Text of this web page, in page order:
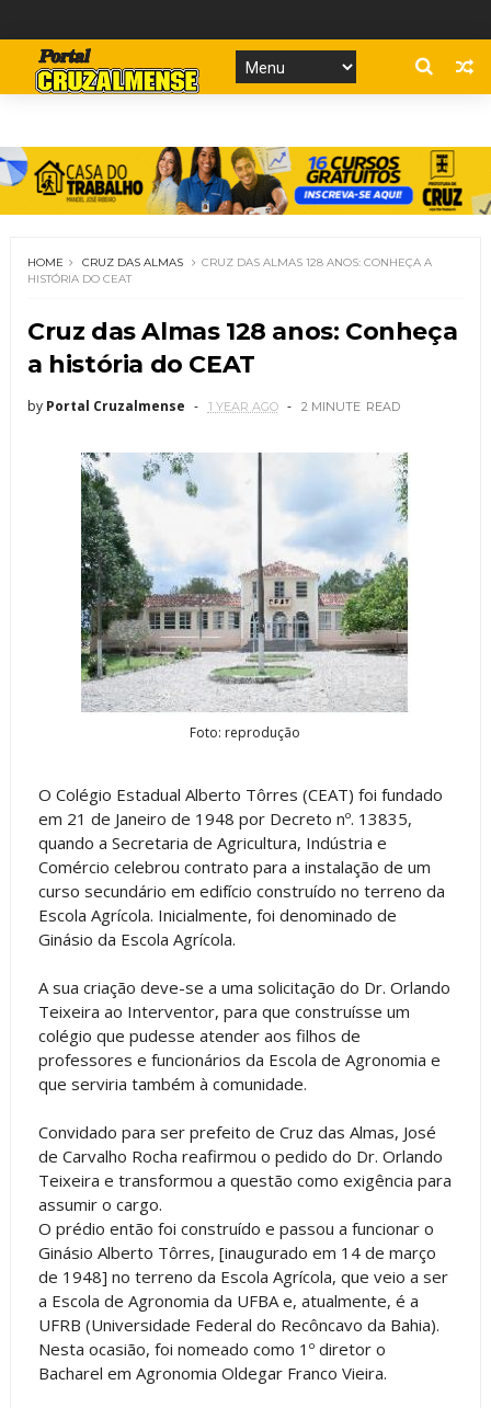
HOME CRUZ DAS ALMAS
CRUZ DAS ALMAS 128 ANOS: CONHEÇA A
HISTÓRIA DO CEAT
Cruz das Almas 128 anos: Conheça
a história do CEAT
by Portal Cruzalmense 1 YEAR AGO 2 MINUTE READ
Foto: reprodução
O Colégio Estadual Alberto Tôrres (CEAT) foi fundado
em 21 de Janeiro de 1948 por Decreto nº. 13835,
quando a Secretaria de Agricultura, Indústria e
Comércio celebrou contrato para a instalação de um
curso secundário em edifício construído no terreno da
Escola Agrícola. Inicialmente, foi denominado de
Ginásio da Escola Agrícola.
A sua criação deve-se a uma solicitação do Dr. Orlando
Teixeira ao Interventor, para que construísse um
colégio que pudesse atender aos filhos de
professores e funcionários da Escola de Agronomia e
que serviria também à comunidade.
Convidado para ser prefeito de Cruz das Almas, José
de Carvalho Rocha reafirmou o pedido do Dr. Orlando
Teixeira e transformou a questão como exigência para
assumir o cargo.
O prédio então foi construído e passou a funcionar o
Ginásio Alberto Tôrres, [inaugurado em 14 de março
de 1948] no terreno da Escola Agrícola, que veio a ser
a Escola de Agronomia da UFBA e, atualmente, é a
UFRB (Universidade Federal do Recôncavo da Bahia).
Nesta ocasião, foi nomeado como 1º diretor o
Bacharel em Agronomia Oldegar Franco Vieira.